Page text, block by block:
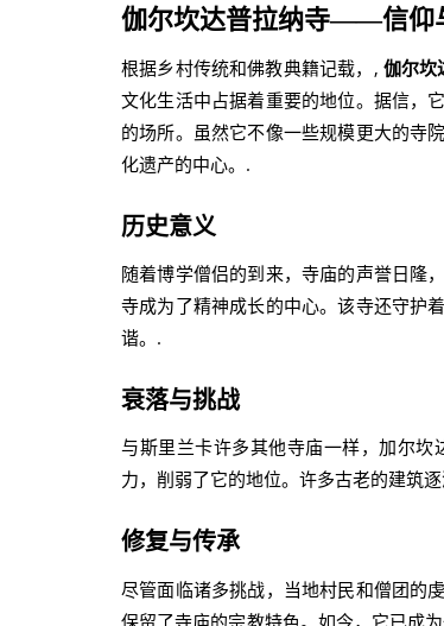
伽尔坎达普拉纳寺——信仰
根据乡村传统和佛教典籍记载，, 伽尔坎
文化生活中占据着重要的地位。据信，
的场所。虽然它不像一些规模更大的寺
化遗产的中心。.
历史意义
随着博学僧侣的到来，寺庙的声誉日隆
寺成为了精神成长的中心。该寺还守护
谐。.
衰落与挑战
与斯里兰卡许多其他寺庙一样，加尔
力，削弱了它的地位。许多古老的建筑
修复与传承
尽管面临诸多挑战，当地村民和僧团的
保留了寺庙的宗教特色。如今，它已成